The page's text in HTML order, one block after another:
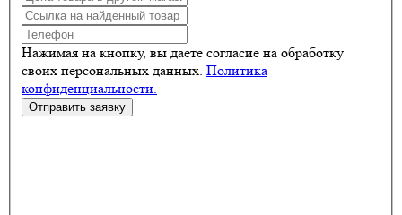
Нажимая на кнопку, вы даете согласие на обработку
своих персональных данных. Политика
конфиденциальности.